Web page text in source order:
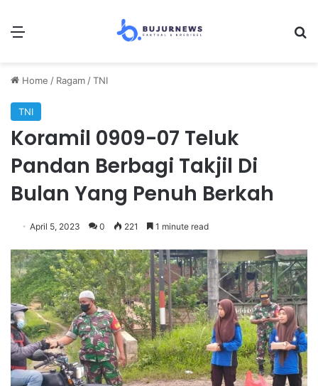
Menu
Home / Ragam /TNI
TNI
Koramil 0909-07 Teluk
Pandan Berbagi Takjil Di
Bulan Yang Penuh Berkah
April 5, 2023 0 221 1 minute read